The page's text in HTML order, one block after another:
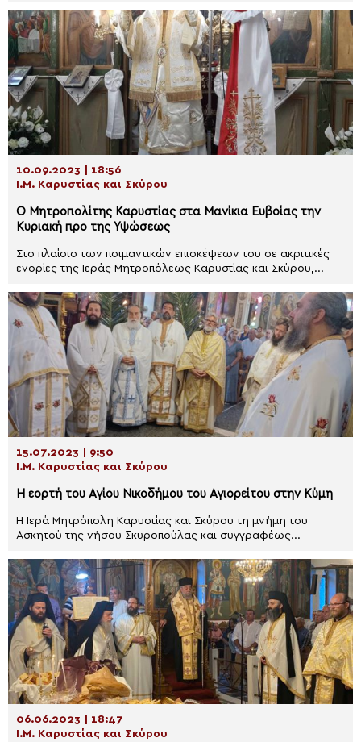
10.09.2023 | 18:56
Ι.Μ. Καρυστίας και Σκύρου
Ο Μητροπολίτης Καρυστίας στα Μανίκια Ευβοίας την
Κυριακή προ της Υψώσεως
Στο πλαίσιο των ποιμαντικών επισκέψεων του σε ακριτικές
ενορίες της Ιεράς Μητροπόλεως Καρυστίας και Σκύρου,...
15.07.2023 | 9:50
Ι.Μ. Καρυστίας και Σκύρου
Η εορτή του Αγίου Νικοδήμου του Αγιορείτου στην Κύμη
H Ιερά Μητρόπολη Καρυστίας και Σκύρου τη μνήμη του
Ασκητού της νήσου Σκυροπούλας και συγγραφέως...
06.06.2023 | 18:47
Ι.Μ. Καρυστίας και Σκύρου